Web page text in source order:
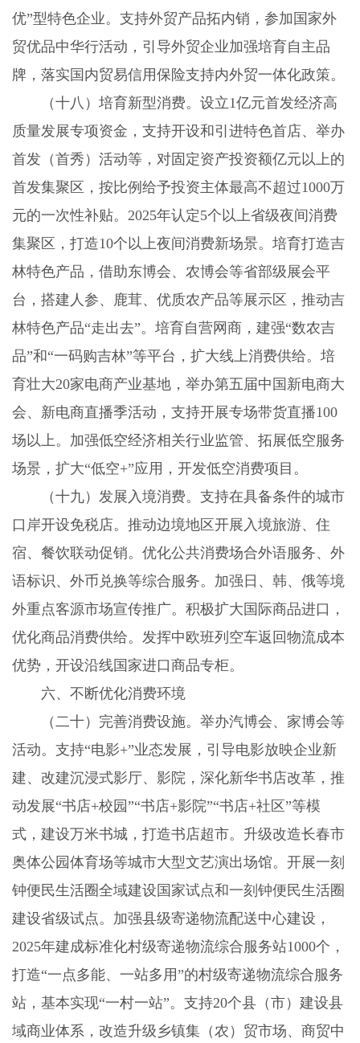
优”型特色企业。支持外贸产品拓内销，参加国家外
贸优品中华行活动，引导外贸企业加强培育自主品
牌，落实国内贸易信用保险支持内外贸一体化政策。
（十八）培育新型消费。 设立1亿元首发经济高
质量发展专项资金，支持开设和引进特色首店、举办
首发（首秀）活动等，对固定资产投资额亿元以上的
首发集聚区，按比例给予投资主体最高不超过1000万
元的一次性补贴。 2025年认定5个以上省级夜间消费
集聚区，打造10个以上夜间消费新场景。培育打造吉
林特色产品，借助东博会、农博会等省部级展会平
台，搭建人参、鹿茸、优质农产品等展示区，推动吉
林特色产品“走出去”。培育自营网商，建强“数农吉
品”和“一码购吉林”等平台，扩大线上消费供给。培
育壮大20家电商产业基地，举办第五届中国新电商大
会、新电商直播季活动，支持开展专场带货直播100
场以上。加强低空经济相关行业监管、拓展低空服务
场景，扩大“低空+”应用，开发低空消费项目。
（十九）发展入境消费。 支持在具备条件的城市
口岸开设免税店。推动边境地区开展入境旅游、住
宿、餐饮联动促销。优化公共消费场合外语服务、外
语标识、外币兑换等综合服务。加强日、韩、俄等境
外重点客源市场宣传推广。积极扩大国际商品进口，
优化商品消费供给。发挥中欧班列空车返回物流成本
优势，开设沿线国家进口商品专柜。
六、不断优化消费环境
（二十）完善消费设施。 举办汽博会、家博会等
活动。支持“电影+”业态发展，引导电影放映企业新
建、改建沉浸式影厅、影院，深化新华书店改革，推
动发展“书店+校园”“书店+影院”“书店+社区”等模
式，建设万米书城，打造书店超市。升级改造长春市
奥体公园体育场等城市大型文艺演出场馆。开展一刻
钟便民生活圈全域建设国家试点和一刻钟便民生活圈
建设省级试点。加强县级寄递物流配送中心建设，
2025年建成标准化村级寄递物流综合服务站1000个，
打造“一点多能、一站多用”的村级寄递物流综合服务
站，基本实现“一村一站”。支持20个县（市）建设县
域商业体系，改造升级乡镇集（农）贸市场、商贸中